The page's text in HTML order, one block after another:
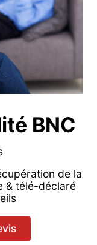
BNC
de la
& télé-déclaré